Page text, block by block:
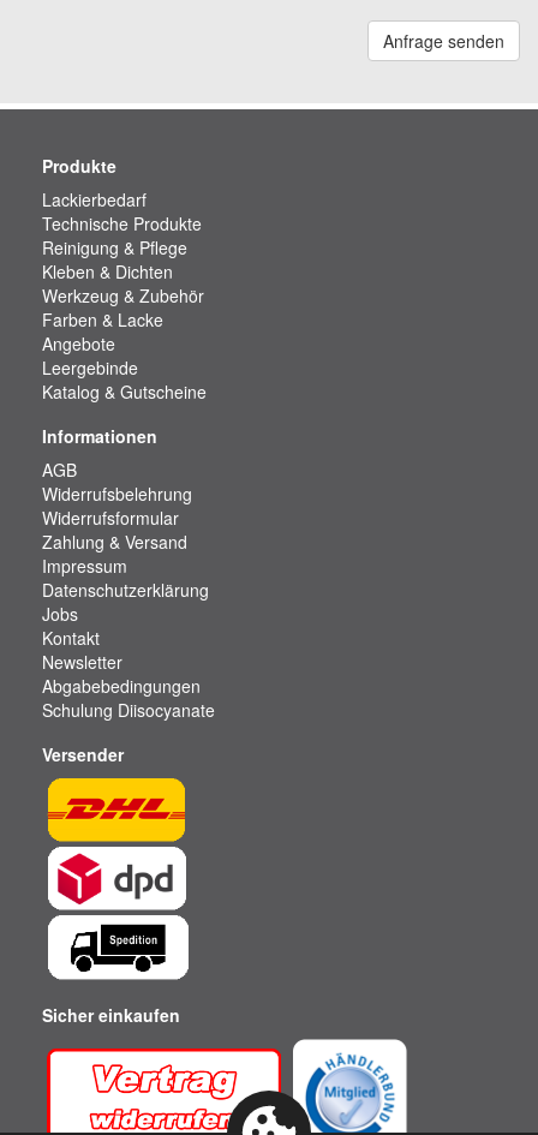
Anfrage senden
Produkte
Lackierbedarf
Technische Produkte
Reinigung & Pflege
Kleben & Dichten
Werkzeug & Zubehör
Farben & Lacke
Angebote
Leergebinde
Katalog & Gutscheine
Informationen
AGB
Widerrufsbelehrung
Widerrufsformular
Zahlung & Versand
Impressum
Datenschutzerklärung
Jobs
Kontakt
Newsletter
Abgabebedingungen
Schulung Diisocyanate
Versender
Sicher einkaufen